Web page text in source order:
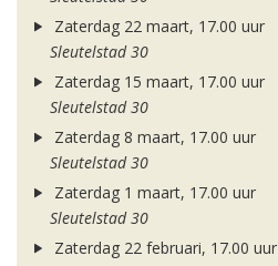
Zaterdag 22 maart, 17.00 uur
Sleutelstad 30
Zaterdag 15 maart, 17.00 uur
Sleutelstad 30
Zaterdag 8 maart, 17.00 uur
Sleutelstad 30
Zaterdag 1 maart, 17.00 uur
Sleutelstad 30
Zaterdag 22 februari, 17.00 uur